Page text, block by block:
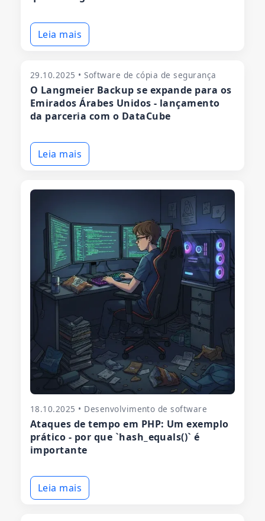
Leia mais
29.10.2025 • Software de cópia de segurança
O Langmeier Backup se expande para os
Emirados Árabes Unidos - lançamento
da parceria com o DataCube
Leia mais
18.10.2025 • Desenvolvimento de software
Ataques de tempo em PHP: Um exemplo
prático - por que `hash_equals()` é
importante
Leia mais